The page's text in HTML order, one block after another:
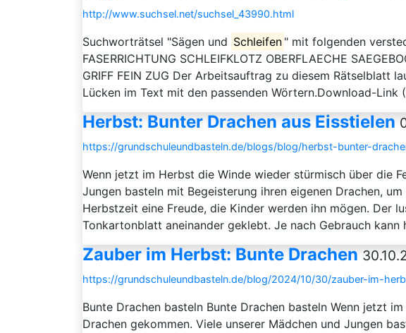
http://www.suchsel.net/suchsel_43990.html
Suchworträtsel "Sägen und Schleifen " mit folgenden
FASERRICHTUNG SCHLEIFKLOTZ OBERFLAECHE
GRIFF FEIN ZUG Der Arbeitsauftrag zu diesem Rätselblatt
Lücken im Text mit den passenden Wörtern.Download-Link
Herbst: Bunter Drachen aus Eisstielen
https://grundschuleundbasteln.de/blogs/blog/herbst-bunter-
Wenn jetzt im Herbst die Winde wieder stürmisch über die
Jungen basteln mit Begeisterung ihren eigenen Drachen,
Herbstzeit eine Freude, die Kinder werden ihn mögen. Der
Tonkartonblatt aneinander geklebt. Je nach Gebrauch kann
Zauber im Herbst: Bunte Drachen
https://grundschuleundbasteln.de/blog/2024/10/30/zauber-im-
Bunte Drachen basteln Bunte Drachen basteln Wenn jetzt
Drachen gekommen. Viele unserer Mädchen und Jungen